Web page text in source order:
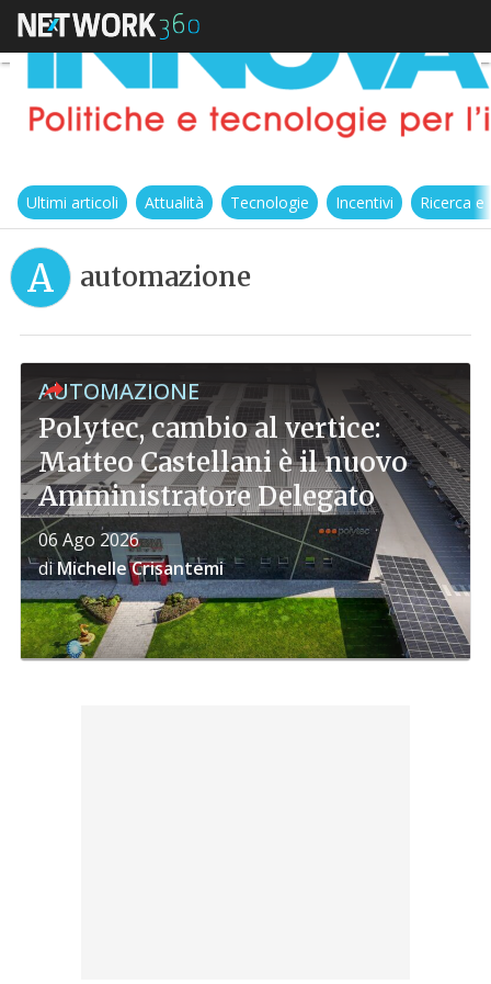
Ultimi articoli Attualità Tecnologie Incentivi Ricerca
A automazione
AUTOMAZIONE
Polytec, cambio al vertice:
Matteo Castellani è il nuovo
Amministratore Delegato
06 Ago 2026
diMichelle Crisantemi